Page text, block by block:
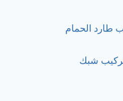
0506025079/تركيب شبك